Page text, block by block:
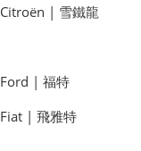
Citroën | 雪鐵龍
Ford | 福特
Fiat | 飛雅特